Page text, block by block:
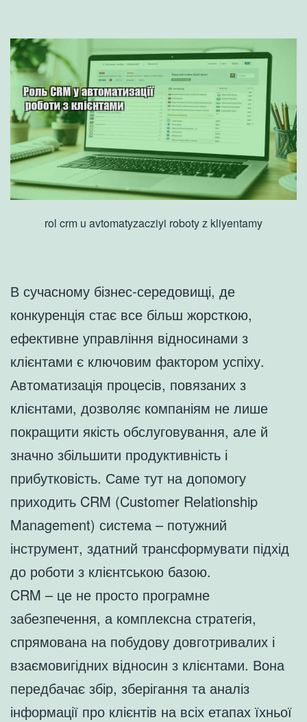
rol crm u avtomatyzacziyi roboty z kliyentamy
В сучасному бізнес-середовищі, де
конкуренція стає все більш жорсткою,
ефективне управління відносинами з
клієнтами є ключовим фактором успіху.
Автоматизація процесів, повязаних з
клієнтами, дозволяє компаніям не лише
покращити якість обслуговування, але й
значно збільшити продуктивність і
прибутковість. Саме тут на допомогу
приходить CRM (Customer Relationship
Management) система – потужний
інструмент, здатний трансформувати підхід
до роботи з клієнтською базою.
CRM – це не просто програмне
забезпечення, а комплексна стратегія,
спрямована на побудову довготривалих і
взаємовигідних відносин з клієнтами. Вона
передбачає збір, зберігання та аналіз
інформації про клієнтів на всіх етапах їхньої